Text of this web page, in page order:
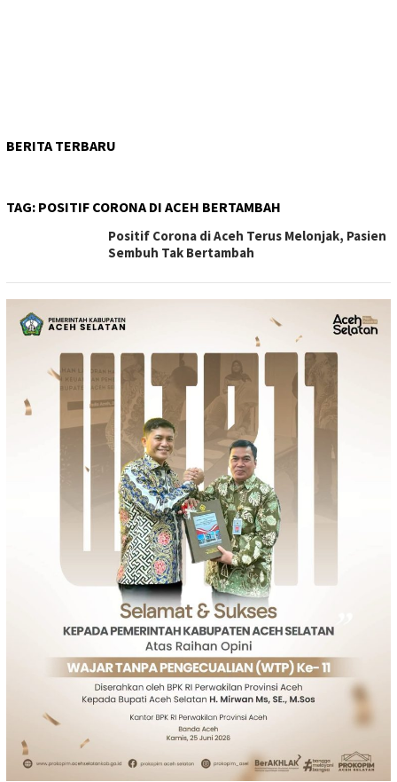
BERITA TERBARU
TAG: POSITIF CORONA DI ACEH BERTAMBAH
Positif Corona di Aceh Terus Melonjak, Pasien
Sembuh Tak Bertambah